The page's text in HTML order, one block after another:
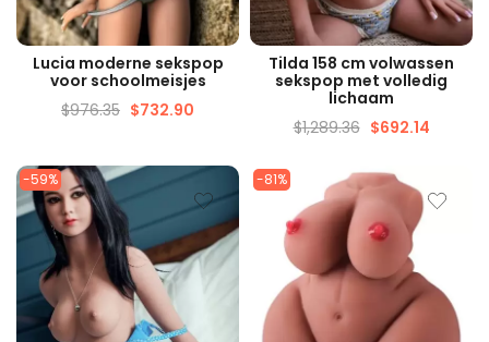
SNELLE WEERGAVE
Lucia moderne sekspop
voor schoolmeisjes
$976.35 $732.90
SNELLE WEERGAVE
Tilda 158 cm volwassen
sekspop met volledig
lichaam
$1,289.36 $692.14
-59% -81%